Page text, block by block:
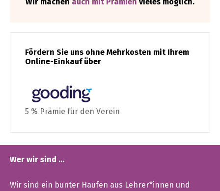
Fördern Sie uns ohne Mehrkosten mit Ihrem
Online-Einkauf über
5 % Prämie für den Verein
Wer wir sind …
Wir sind ein bunter Haufen aus Lehrer*innen und